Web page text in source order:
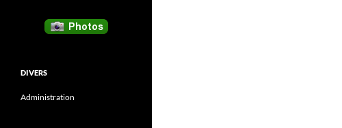
DIVERS
Administration